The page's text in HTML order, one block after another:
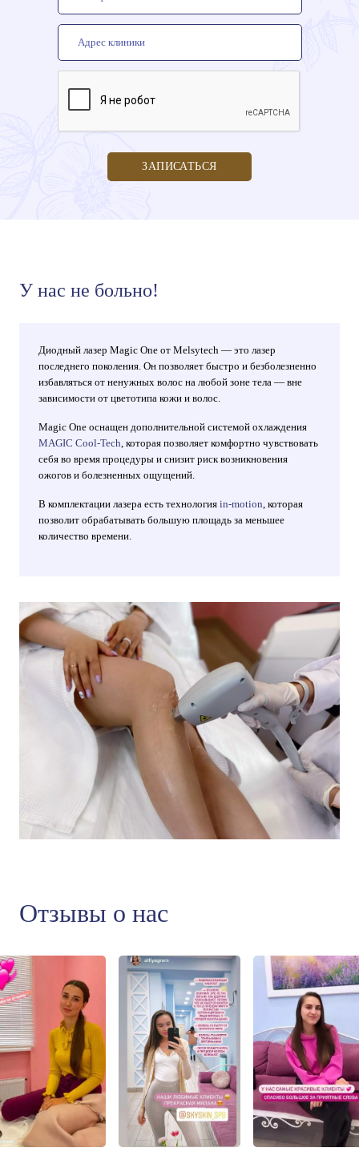
ЗАПИСАТЬСЯ
У нас не больно!
Диодный лазер Magic One от Melsytech — это лазер
последнего поколения. Он позволяет быстро и безболезненно
избавляться от ненужных волос на любой зоне тела — вне
зависимости от цветотипа кожи и волос.
Magic One оснащен дополнительной системой охлаждения
MAGIC Cool-Tech , которая позволяет комфортно чувствовать
себя во время процедуры и снизит риск возникновения
ожогов и болезненных ощущений.
В комплектации лазера есть технология in-motion , которая
позволит обрабатывать большую площадь за меньшее
количество времени.
Отзывы о нас